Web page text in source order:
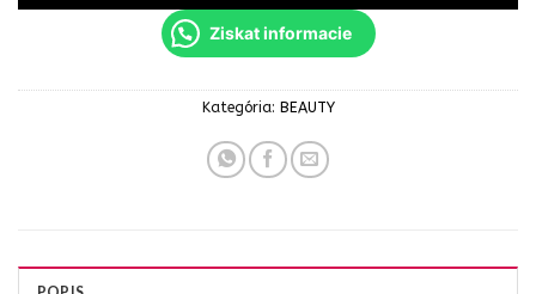
Ziskat informacie
Kategória: BEAUTY